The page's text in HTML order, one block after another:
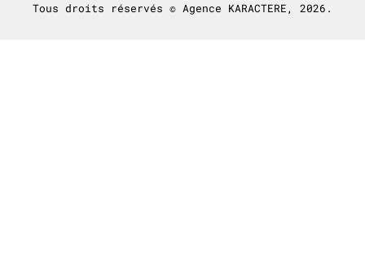
Tous droits réservés © Agence KARACTERE, 2026.